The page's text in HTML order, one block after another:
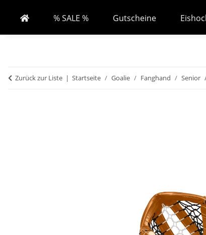
% SALE % Gutscheine
Zurück zur Liste Startseite Goalie Fanghand Senior